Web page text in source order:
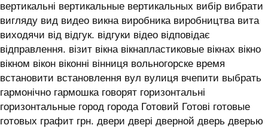
вертикальні вертикальные вертикальных вибір вибрати
вигляду вид видео викна виробника виробництва вита
виходячи від відгук. відгуки відео відповідає
відправлення. візит вікна вікнапластиковые вікнах вікно
вікном вікон віконні вінниця вольногорске время
встановити встановлення вул вулиця вчепити выбрать
гармонічно гармошка говорят горизонтальні
горизонтальные город города Готовий Готові готовые
готовых графит грн. двери двері дверной дверь дверью